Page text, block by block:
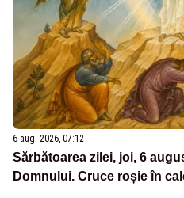
6 aug. 2026, 07:12
Sărbătoarea zilei, joi, 6
Domnului. Cruce roșie în